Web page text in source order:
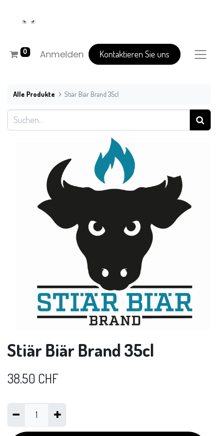
0 Anmelden Kontaktieren Sie uns
Alle Produkte Stiär Biär Brand 35cl
Stiär Biär Brand 35cl
38.50 CHF